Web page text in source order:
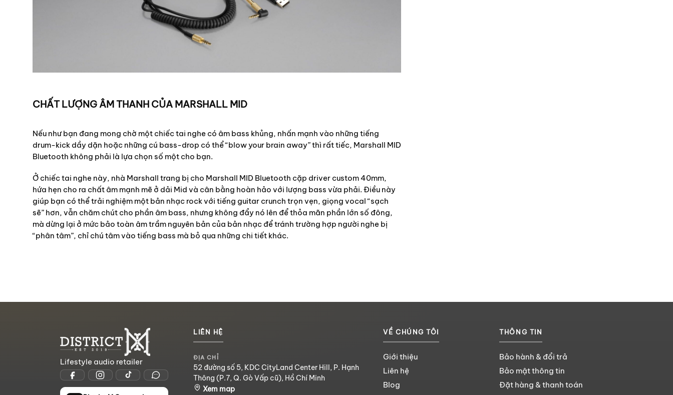
CHẤT LƯỢNG ÂM THANH CỦA MARSHALL MID
Nếu như bạn đang mong chờ một chiếc tai nghe có âm bass khủng, nhấn mạnh vào những tiếng
drum-kick dầy dặn hoặc những cú bass-drop có thể “blow your brain away” thì rất tiếc, Marshall MID
Bluetooth không phải là lựa chọn số một cho bạn.
Ở chiếc tai nghe này, nhà Marshall trang bị cho Marshall MID Bluetooth cặp driver custom 40mm,
hứa hẹn cho ra chất âm mạnh mẽ ở dải Mid và cân bằng hoàn hảo với lượng bass vừa phải. Điều này
giúp bạn có thể trải nghiệm một bản nhạc rock với tiếng guitar crunch trọn vẹn, giọng vocal “sạch
sẽ” hơn, vẫn chăm chút cho phần âm bass, nhưng không đẩy nó lên để thỏa mãn phần lớn số đông,
mà dừng lại ở mức bảo toàn âm trầm nguyên bản của bản nhạc để tránh trường hợp người nghe bị
“phân tâm”, chỉ chú tâm vào tiếng bass mà bỏ qua những chi tiết khác.
Lifestyle audio retailer
LIÊN HỆ
ĐỊA CHỈ
52 đường số 5, KDC CityLand Center Hill, P. Hạnh
Thông (P.7, Q. Gò Vấp cũ), Hồ Chí Minh
Xem map
VỀ CHÚNG TÔI
Giới thiệu
Liên hệ
Blog
THÔNG TIN
Bảo hành & đổi trả
Bảo mật thông tin
Đặt hàng & thanh toán